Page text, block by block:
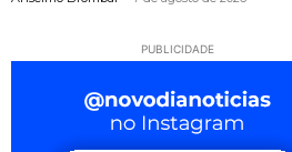
PUBLICIDADE